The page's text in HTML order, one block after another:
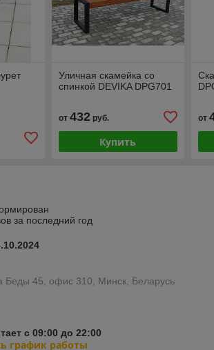
Уличная скамейка со
спинкой DEVIKA DPG701
от 432руб.
Купить
от
за последний год
Беды 45, офис 310, Минск, Беларусь
с 09:00 до 22:00
график работы